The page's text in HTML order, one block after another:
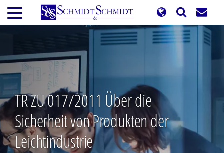
Direkt
zum
Inhalt
TR ZU 017/2011 Über die
Sicherheit von Produkten der
Leichtindustrie